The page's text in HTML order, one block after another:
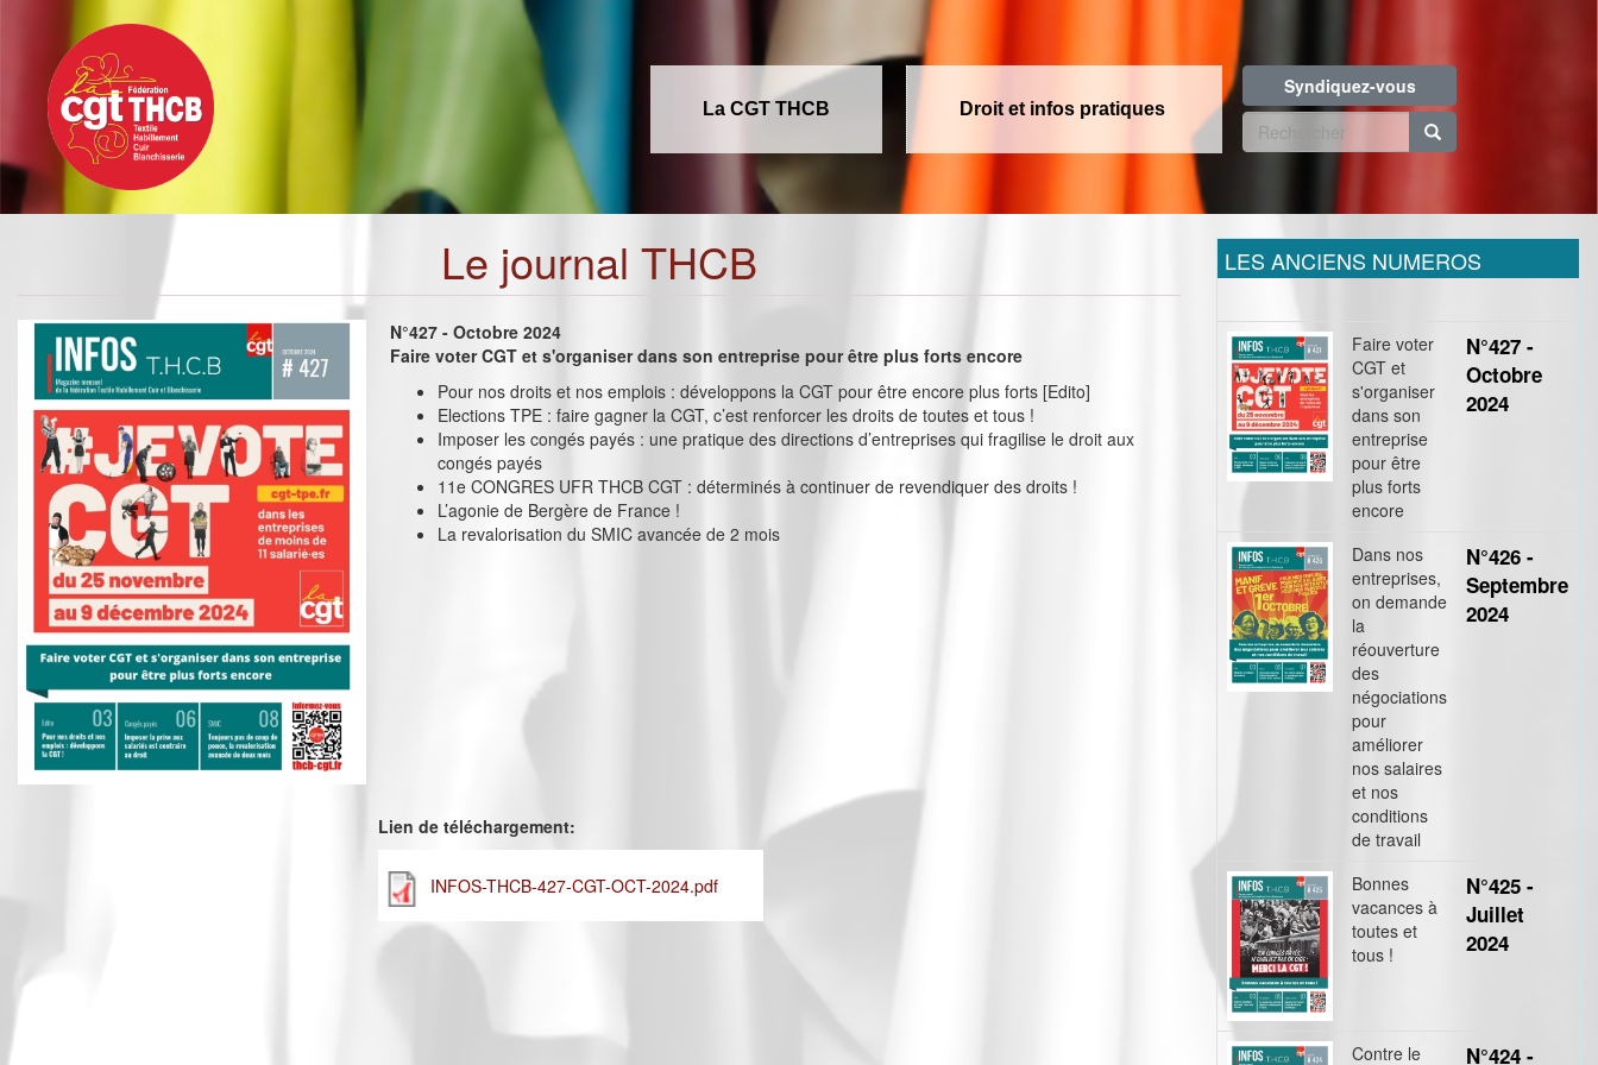
contenu
principal
La CGT THCB Droit et infos pratiques
Syndiquez-vous
Formulaire
recherche
Le journal THCB
N°427 - Octobre 2024
Faire voter CGT et s'organiser dans son entreprise pour être plus forts encore
Pour nos droits et nos emplois : développons la CGT pour être encore plus forts [Edito]
Elections TPE : faire gagner la CGT, c’est renforcer les droits de toutes et tous !
Imposer les congés payés : une pratique des directions d’entreprises qui fragilise le droit aux
congés payés
11e CONGRES UFR THCB CGT : déterminés à continuer de revendiquer des droits !
L’agonie de Bergère de France !
La revalorisation du SMIC avancée de 2 mois
Lien de téléchargement:
INFOS-THCB-427-CGT-OCT-2024.pdf
LES ANCIENS NUMEROS
Faire voter
CGT et
s'organiser
dans son
entreprise
pour être
plus forts
encore
N°427 -
Octobre
2024
Dans nos
entreprises,
on demande
la
réouverture
des
négociations
pour
améliorer
nos salaires
et nos
conditions
de travail
N°426 -
Septembre
2024
Bonnes
vacances à
toutes et
tous !
N°425 -
Juillet
2024
Contre le N°424 -